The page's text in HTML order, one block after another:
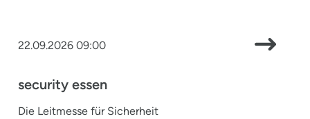
22.09.2026 09:00
security essen
Die Leitmesse für Sicherheit